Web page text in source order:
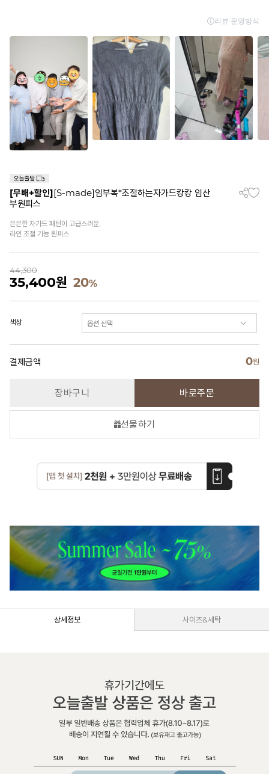
[무배+할인][S-made]임부복*조절하는자가드캉캉 임산
부원피스
은은한 자가드 패턴이 고급스러운,
라인 조절 가능 원피스
44,300
35,400원 20%
색상
결제금액 0원
장바구니 바로주문
선물하기
상세정보 사이즈&세탁